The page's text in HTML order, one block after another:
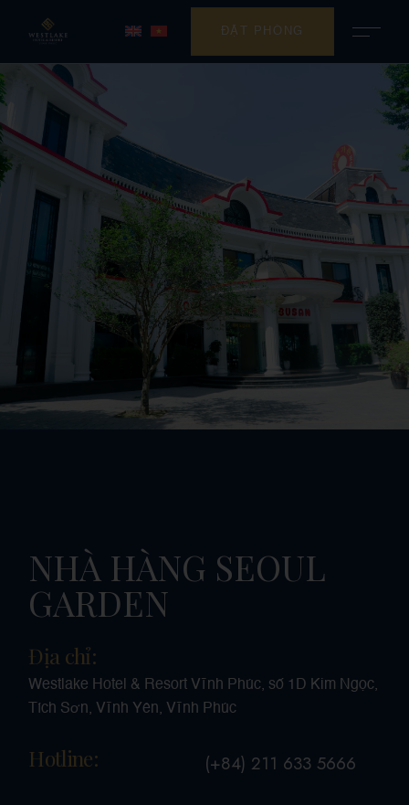
ĐẶT PHÒNG
NHÀ HÀNG SEOUL
GARDEN
Địa chỉ:
Westlake Hotel & Resort Vĩnh Phúc, số 1D Kim Ngọc,
Tích Sơn, Vĩnh Yên, Vĩnh Phúc
Hotline: (+84) 211 633 5666